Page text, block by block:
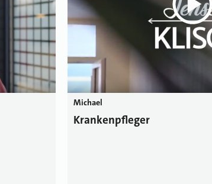
Michael
Krankenpfleger